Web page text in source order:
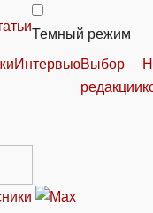
Темный режим
ИнтервьюВыбор
редакции